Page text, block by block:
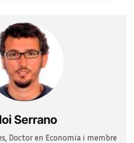
Serrano
Doctor en Economia i membre